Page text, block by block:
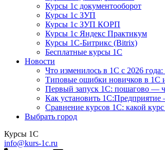
Курсы 1с документооборот
Курсы 1с ЗУП
Курсы 1с ЗУП КОРП
Курсы 1с Яндекс Практикум
Курсы 1С-Битрикс (Bitrix)
Бесплатные курсы 1С
Новости
Что изменилось в 1С с 2026
Типовые ошибки новичков в 1С
Первый запуск 1С: пошагово —
Как установить
Сравнение курсов 1С: какой
Выбрать город
Курсы 1С
info@kurs-1c.ru